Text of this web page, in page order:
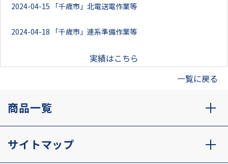
2024-04-15 「千歳市」北電送電作業等
2024-04-18 「千歳市」連系準備作業等
実績はこちら
一覧に戻る
商品一覧
サイトマップ